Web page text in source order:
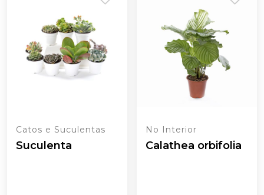
Catos e Suculentas
Suculenta
No Interior
Calathea orbifolia